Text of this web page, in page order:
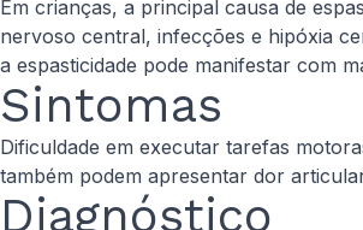
Em crianças, a principal causa de
nervoso central, infecções e hipóxia
a espasticidade pode manifestar com
Sintomas
Dificuldade em executar tarefas
també​m podem apresentar dor
Diagnóstico